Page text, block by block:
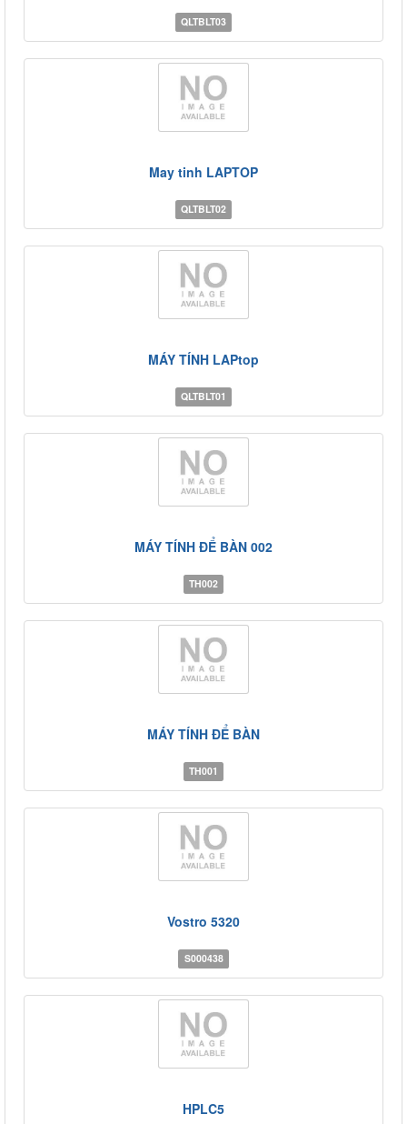
QLTBLT03
May tinh LAPTOP
QLTBLT02
MÁY TÍNH LAPtop
QLTBLT01
MÁY TÍNH ĐỂ BÀN 002
TH002
MÁY TÍNH ĐỂ BÀN
TH001
Vostro 5320
S000438
HPLC5